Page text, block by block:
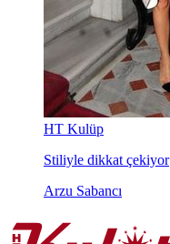
HT Kulüp
Stiliyle dikkat çekiyor
Arzu Sabancı